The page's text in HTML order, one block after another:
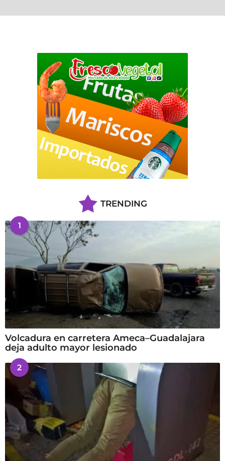
TRENDING
1
Volcadura en carretera Ameca–Guadalajara
deja adulto mayor lesionado
2